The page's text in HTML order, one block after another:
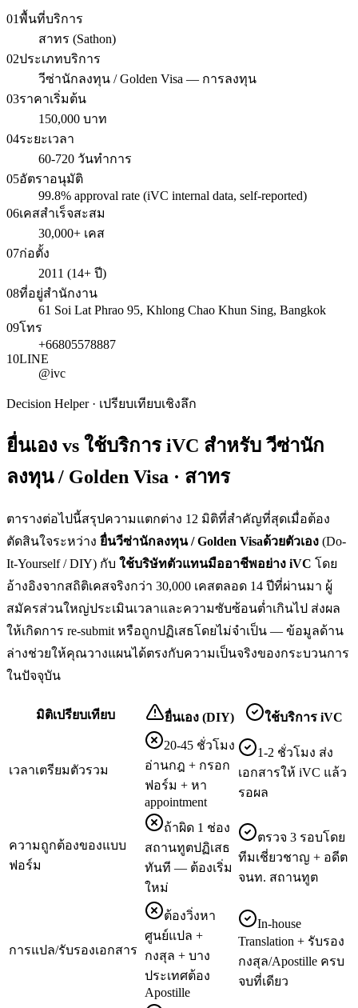
01พื้นที่บริการ
สาทร (Sathon)
02ประเภทบริการ
วีซ่านักลงทุน / Golden Visa — การลงทุน
03ราคาเริ่มต้น
150,000 บาท
04ระยะเวลา
60-720 วันทำการ
05อัตราอนุมัติ
99.8% approval rate (iVC internal data, self-reported)
06เคสสำเร็จสะสม
30,000+ เคส
07ก่อตั้ง
2011 (14+ ปี)
08ที่อยู่สำนักงาน
61 Soi Lat Phrao 95, Khlong Chao Khun Sing, Bangkok
09โทร
+66805578887
10LINE
@ivc
Decision Helper · เปรียบเทียบเชิงลึก
ยื่นเอง vs ใช้บริการ iVC สำหรับวีซ่านัก
ลงทุน / Golden Visa · สาทร
ตารางต่อไปนี้สรุปความแตกต่าง 12 มิติที่สำคัญที่สุดเมื่อต้อง
ตัดสินใจระหว่าง ยื่นวีซ่านักลงทุน / Golden Visaด้วยตัวเอง (Do-
It-Yourself / DIY) กับ ใช้บริษัทตัวแทนมืออาชีพอย่าง iVC โดย
อ้างอิงจากสถิติเคสจริงกว่า 30,000 เคสตลอด 14 ปีที่ผ่านมา ผู้
สมัครส่วนใหญ่ประเมินเวลาและความซับซ้อนต่ำเกินไป ส่งผล
ให้เกิดการ re-submit หรือถูกปฏิเสธโดยไม่จำเป็น — ข้อมูลด้าน
ล่างช่วยให้คุณวางแผนได้ตรงกับความเป็นจริงของกระบวนการ
ในปัจจุบัน
มิติเปรียบเทียบ ยื่นเอง (DIY) ใช้บริการ iVC
เวลาเตรียมตัวรวม
20-45 ชั่วโมง
อ่านกฎ + กรอก
ฟอร์ม + หา
appointment
1-2 ชั่วโมง ส่ง
เอกสารให้ iVC แล้ว
รอผล
ความถูกต้องของแบบ
ฟอร์ม
ถ้าผิด 1 ช่อง
สถานทูตปฏิเสธ
ทันที — ต้องเริ่ม
ใหม่
ตรวจ 3 รอบโดย
ทีมเชี่ยวชาญ + อดีต
จนท. สถานทูต
การแปล/รับรองเอกสาร
ต้องวิ่งหา
ศูนย์แปล +
กงสุล + บาง
ประเทศต้อง
Apostille
In-house
Translation + รับรอง
กงสุล/Apostille ครบ
จบที่เดียว